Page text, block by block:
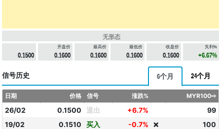
无形态
0.1500
开盘价
0.1600
最高价
0.1600
最低价
0.1600
收盘价
0.1600
失利%
+6.67%
信号历史 6个月 24个月
日期 价格 信号 涨跌% MYR100⇨
26/02 0.1500 退出 +6.7%
99
19/02
0.1510 买入 -0.7% ❌ 100